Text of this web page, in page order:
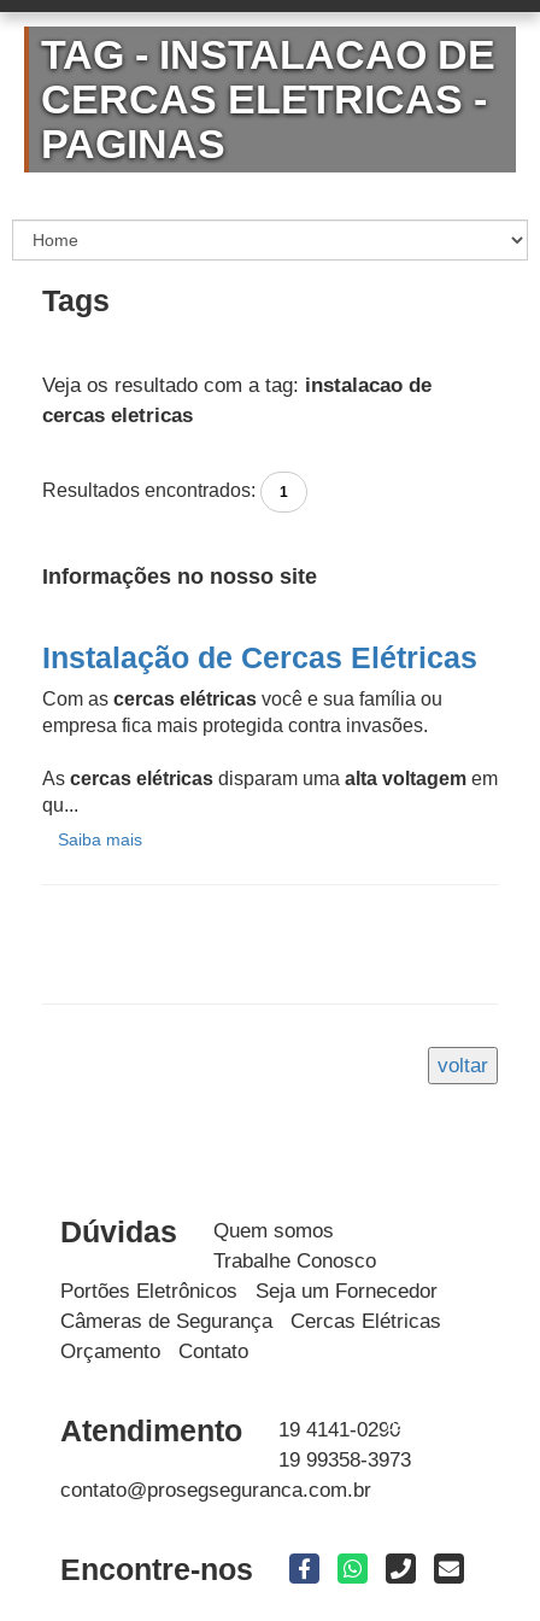
TAG - INSTALACAO DE
CERCAS ELETRICAS -
PAGINAS
Tags
Veja os resultado com a tag: instalacao de
cercas eletricas
Resultados encontrados: 1
Informações no nosso site
Instalação de Cercas Elétricas
Com as cercas elétricas você e sua família ou
empresa fica mais protegida contra invasões.
As cercas elétricas disparam uma alta voltagem em
qu...
Saiba mais
Dúvidas
Quem somos
Trabalhe Conosco
Portões Eletrônicos
Seja um Fornecedor
Câmeras de Segurança
Cercas Elétricas
Orçamento
Contato
Atendimento
19 4141-0290
19 99358-3973
contato@prosegseguranca.com.br
Encontre-nos